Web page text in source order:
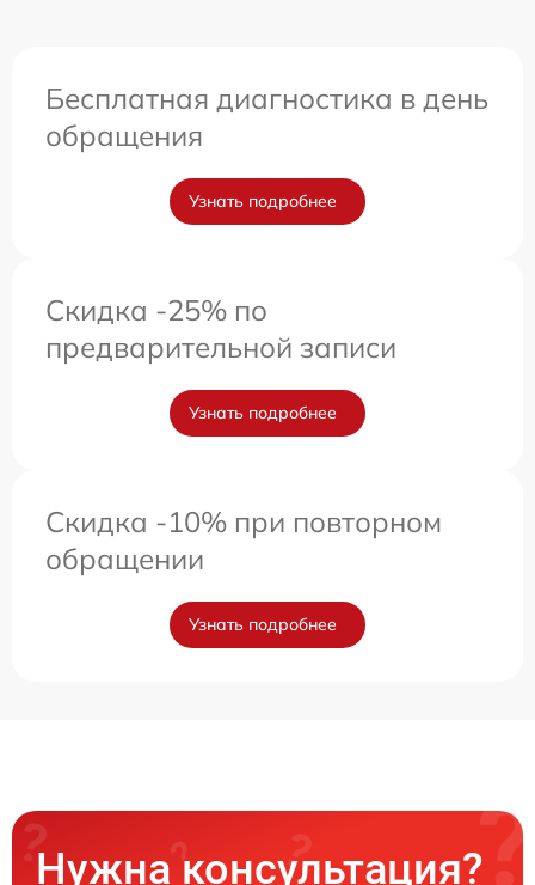
Бесплатная диагностика в день
обращения
Узнать подробнее
Скидка -25% по
предварительной записи
Узнать подробнее
Скидка -10% при повторном
обращении
Узнать подробнее
Нужна консультация?